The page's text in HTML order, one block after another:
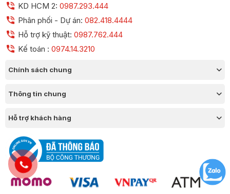
KD HCM 2: 0987.293.444
Phân phối - Dự án: 082.418.4444
Hỗ trợ kỹ thuật: 0987.762.444
Kế toán : 0974.14.3210
Chính sách chung
Thông tin chung
Hỗ trợ khách hàng